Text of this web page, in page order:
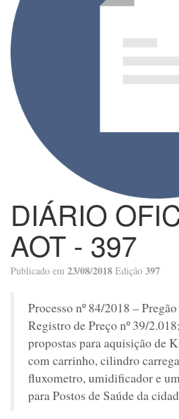
DIÁRIO
AOT - 397
Publicado em 23/08/2018 Edição 397
Processo nº 84/2018 –
Registro de Preço nº 39/
propostas para aquisição de
com carrinho, cilindro
fluxometro, umidificador e
para Postos de Saúde da